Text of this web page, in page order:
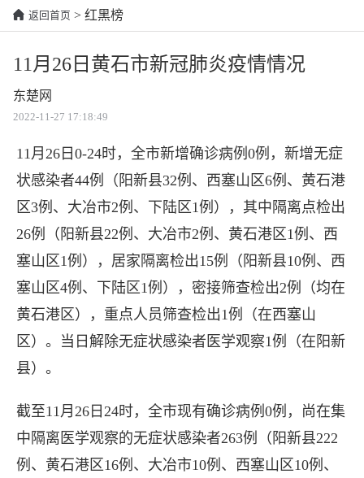
返回首页 > 红黑榜
11月26日黄石市新冠肺炎疫情情况
东楚网
2022-11-27 17:18:49
11月26日0-24时，全市新增确诊病例0例，新增无症
状感染者44例（阳新县32例、西塞山区6例、 黄石港
区3例、大冶市2例、下陆区1例），其中隔离点检出
26例（阳新县22例、大冶市2例、 黄石港区1例、西
塞山区1例），居家隔离检出15例（阳新县10例、西
塞山区4例、下陆区1例），密接筛查检出2例（均在
黄石港区），重点人员筛查检出1例（在西塞山
区）。当日解除无症状感染者医学观察1例（在阳新
县）。
截至11月26日24时，全市现有确诊病例0例，尚在集
中隔离医学观察的无症状感染者263例（阳新县222
例、黄石港区16例、大冶市10例、西塞山区10例、
11月26日黄石市新冠肺炎